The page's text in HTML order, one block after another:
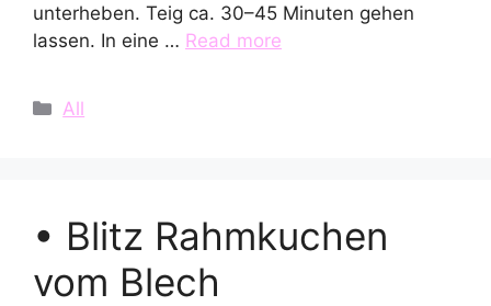
unterheben. Teig ca. 30–45 Minuten gehen
lassen. In eine … Read more
Categories
All
• Blitz Rahmkuchen
vom Blech